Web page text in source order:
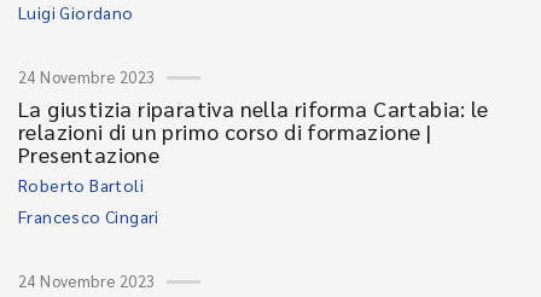
Luigi Giordano
24 Novembre 2023
La giustizia riparativa nella riforma Cartabia: le
relazioni di un primo corso di formazione |
Presentazione
Roberto Bartoli
Francesco Cingari
24 Novembre 2023